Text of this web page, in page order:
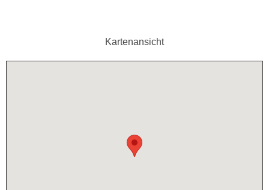
Kartenansicht